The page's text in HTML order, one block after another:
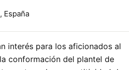
España
interés para los aficionados al
conformación del plantel de